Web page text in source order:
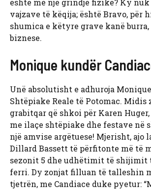
është me një grindje fizike? Ky
vajzave të këqija; është Bravo, për
shumica e këtyre grave kanë
biznese.
Monique kundër
Unë absolutisht e adhuroja
Shtëpiake Reale të Potomac. Midis
grabitqar që shkoi për Karen
me ilaçe shtëpiake dhe festave në
një amvise argëtuese! Mjerisht, ajo
Dillard Bassett të përfitonte më të
sezonit 5 dhe udhëtimit të shijimit
ferri. Dy zonjat filluan të talleshin
tjetrën, me Candiace duke pyetur: